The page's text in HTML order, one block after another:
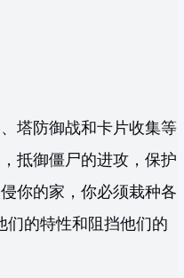
塔防御战和卡片收集等
抵御僵尸的进攻，保护
你的家，你必须栽种各
们的特性和阻挡他们的